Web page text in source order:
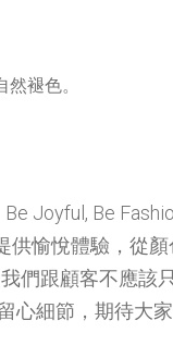
褪色。
Joyful, Be
供愉悅體驗，從
們跟顧客不應該
心細節，期待大家